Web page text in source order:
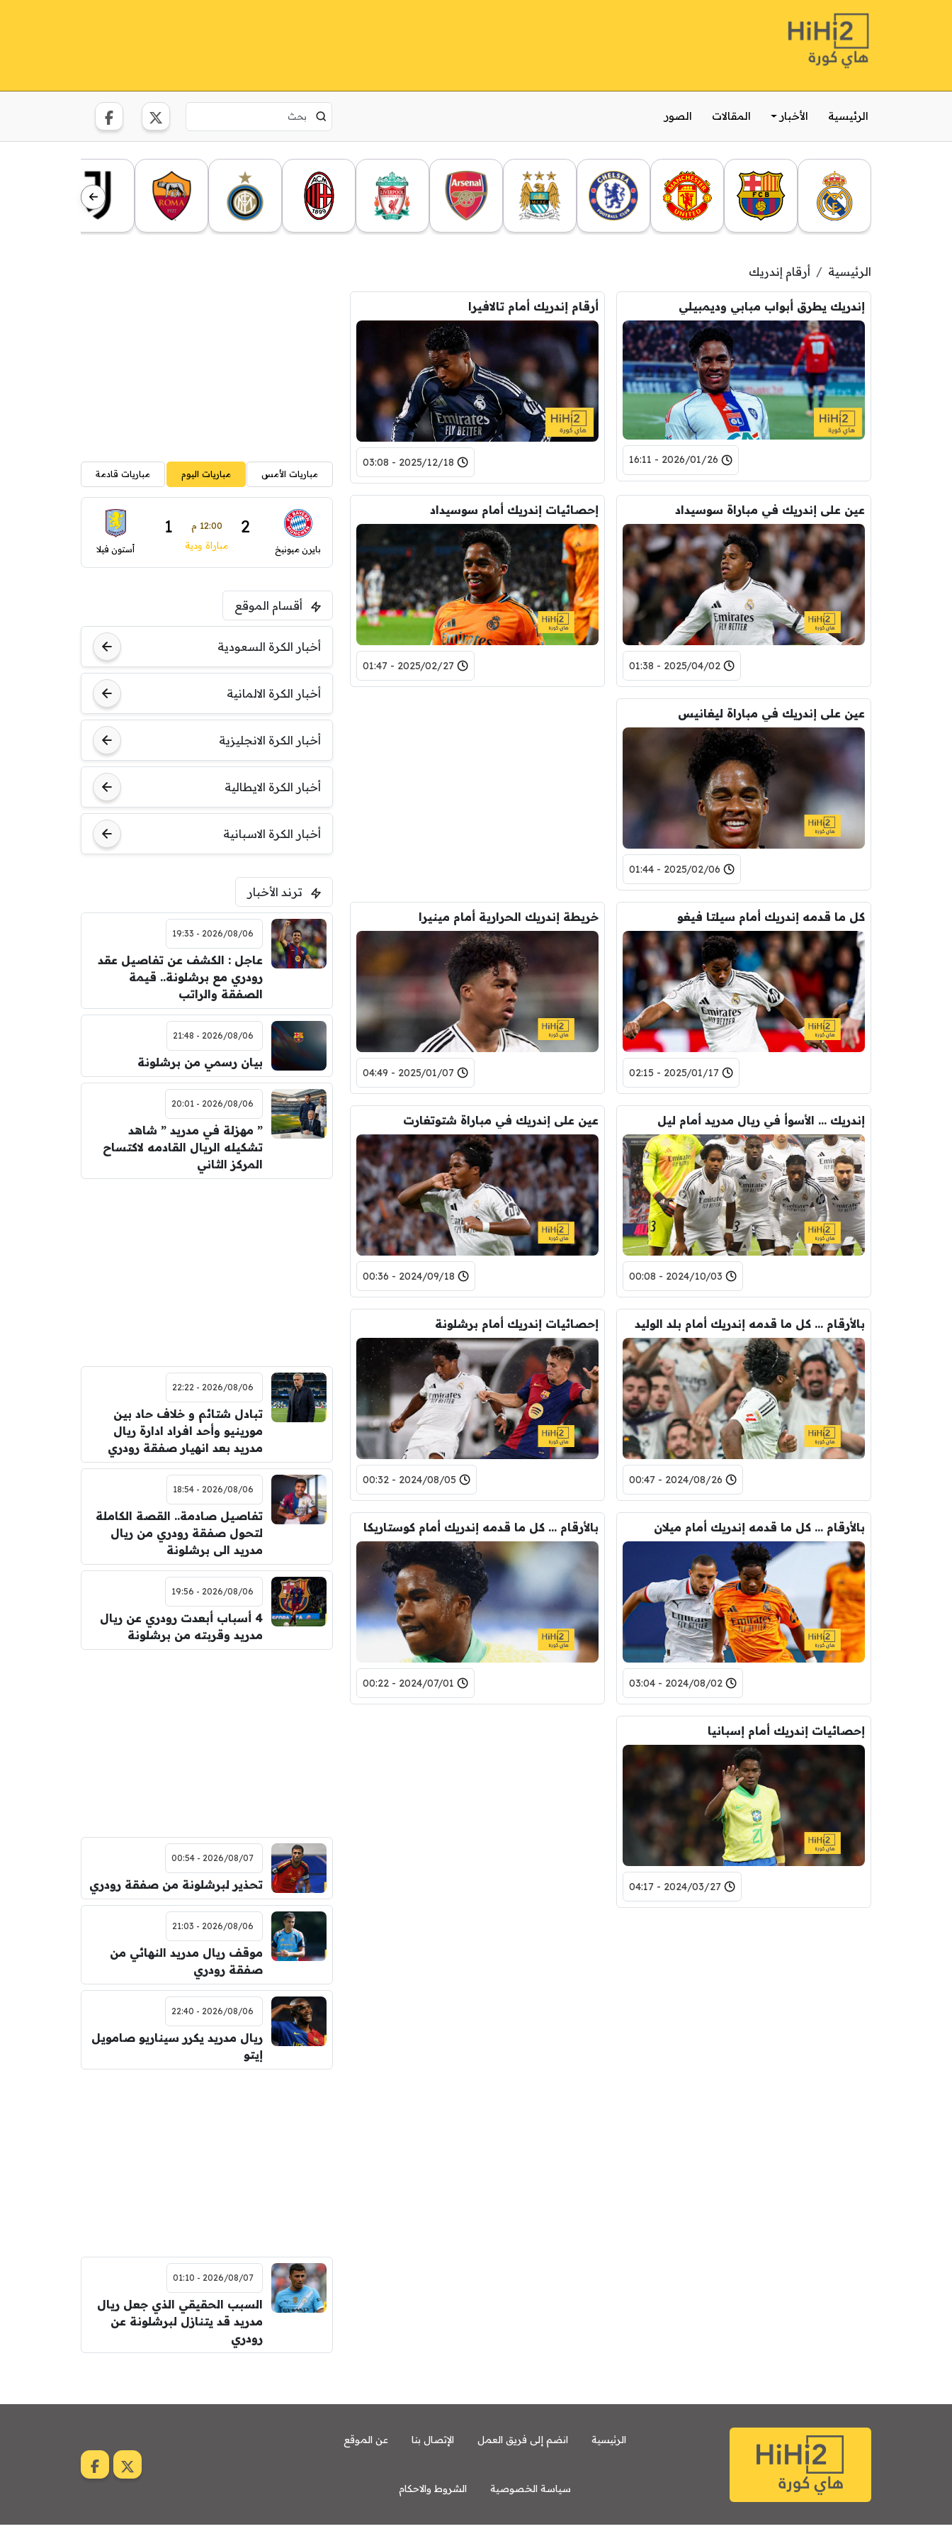
الرئيسية الأخبار المقالات الصور
الرئيسية أرقام إندريك
إندريك يطرق أبواب مبابي وديمبيلي
2026/01/26 - 16:11
أرقام إندريك أمام تالافيرا
2025/12/18 - 03:08
عين على إندريك في مباراة سوسيداد
2025/04/02 - 01:38
إحصائيات إندريك أمام سوسيداد
2025/02/27 - 01:47
عين على إندريك في مباراة ليغانيس
2025/02/06 - 01:44
كل ما قدمه إندريك أمام سيلتا فيغو
2025/01/17 - 02:15
خريطة إندريك الحرارية أمام مينيرا
2025/01/07 - 04:49
إندريك … الأسوأ في ريال مدريد أمام ليل
2024/10/03 - 00:08
عين على إندريك في مباراة شتوتغارت
2024/09/18 - 00:36
بالأرقام … كل ما قدمه إندريك أمام بلد الوليد
2024/08/26 - 00:47
إحصائيات إندريك أمام برشلونة
2024/08/05 - 00:32
بالأرقام … كل ما قدمه إندريك أمام ميلان
2024/08/02 - 03:04
بالأرقام … كل ما قدمه إندريك أمام كوستاريكا
2024/07/01 - 00:22
إحصائيات إندريك أمام إسبانيا
2024/03/27 - 04:17
مباريات الأمس مباريات اليوم مباريات قادمة
بايرن ميونيخ
2 12:00 م 1
مباراة ودية أستون فيلا
أقسام الموقع
أخبار الكرة السعودية
أخبار الكرة الالمانية
أخبار الكرة الانجليزية
أخبار الكرة الايطالية
أخبار الكرة الاسبانية
ترند الأخبار
2026/08/06 - 19:33
عاجل : الكشف عن تفاصيل عقد
رودري مع برشلونة.. قيمة
الصفقة والراتب
2026/08/06 - 21:48
بيان رسمي من برشلونة
2026/08/06 - 20:01
” مهزلة في مدريد ” شاهد
تشكيله الريال القادمه لاكتساح
المركز الثاني
2026/08/06 - 22:22
تبادل شتائم و خلاف حاد بين
مورينيو وأحد افراد ادارة ريال
مدريد بعد انهيار صفقة رودري
2026/08/06 - 18:54
تفاصيل صادمة.. القصة الكاملة
لتحول صفقة رودري من ريال
مدريد الى برشلونة
2026/08/06 - 19:56
4 أسباب أبعدت رودري عن ريال
مدريد وقربته من برشلونة
2026/08/07 - 00:54
تحذير لبرشلونة من صفقة رودري
2026/08/06 - 21:03
موقف ريال مدريد النهائي من
صفقة رودري
2026/08/06 - 22:40
ريال مدريد يكرر سيناريو صامويل
إيتو
2026/08/07 - 01:10
السبب الحقيقي الذي جعل ريال
مدريد قد يتنازل لبرشلونة عن
رودري
الرئيسية انضم إلى فريق العمل الإتصال بنا عن الموقع
سياسة الخصوصية الشروط والاحكام